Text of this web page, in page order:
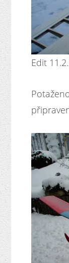
Edit